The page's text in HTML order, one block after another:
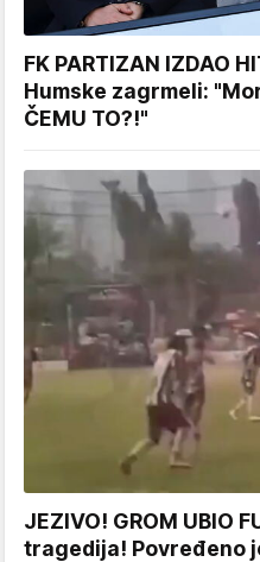
FK PARTIZAN IZDAO
Humske zagrmeli:
ČEMU TO?!"
JEZIVO! GROM UBIO
tragedija! Povređeno